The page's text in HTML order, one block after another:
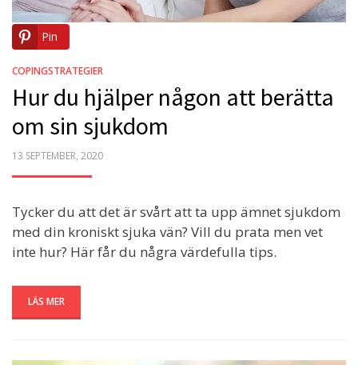
Pin
COPINGSTRATEGIER
Hur du hjälper någon att berätta
om sin sjukdom
POSTED
13 SEPTEMBER, 2020
Tycker du att det är svårt att ta upp ämnet sjukdom
med din kroniskt sjuka vän? Vill du prata men vet
inte hur? Här får du några värdefulla tips.
LÄS MER